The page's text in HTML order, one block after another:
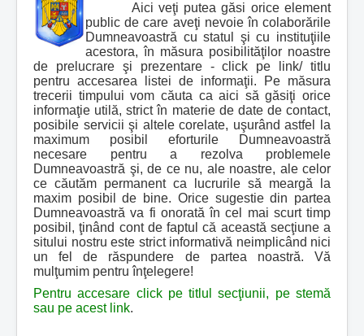
Aici veţi putea găsi orice element
public de care aveţi nevoie în colaborările
Dumneavoastră cu statul şi cu instituţiile
acestora, în măsura posibilităţilor noastre
de prelucrare şi prezentare - click pe link/ titlu
pentru accesarea listei de informaţii. Pe măsura
trecerii timpului vom căuta ca aici să găsiţi orice
informaţie utilă, strict în materie de date de contact,
posibile servicii şi altele corelate, uşurând astfel la
maximum posibil eforturile Dumneavoastră
necesare pentru a rezolva problemele
Dumneavoastră şi, de ce nu, ale noastre, ale celor
ce căutăm permanent ca lucrurile să meargă la
maxim posibil de bine. Orice sugestie din partea
Dumneavoastră va fi onorată în cel mai scurt timp
posibil, ţinând cont de faptul că această secţiune a
sitului nostru este strict informativă neimplicând nici
un fel de răspundere de partea noastră. Vă
mulţumim pentru înţelegere!
Pentru accesare click pe titlul secţiunii, pe stemă
sau pe acest link.